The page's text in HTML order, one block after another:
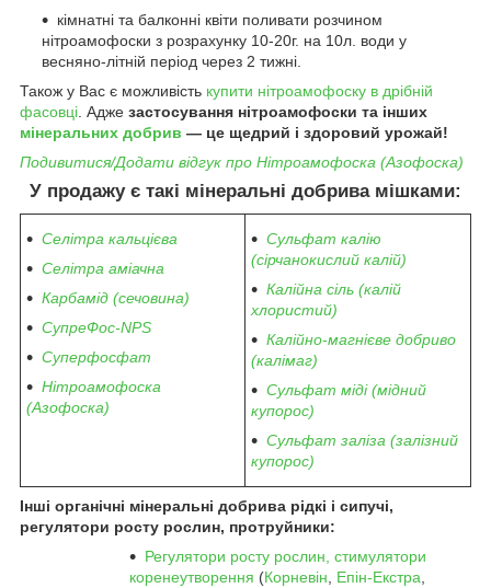
кімнатні та балконні квіти поливати розчином
нітроамофоски з розрахунку 10-20г. на 10л. води у
весняно-літній період через 2 тижні.
Також у Вас є можливість купити нітроамофоску в дрібній
фасовці . Адже застосування нітроамофоски та інших
мінеральних добрив — це щедрий і здоровий урожай!
Подивитися/Додати відгук про Нітроамофоска (Азофоска)
У продажу є такі мінеральні добрива мішками:
Селітра кальцієва
Селітра аміачна
Карбамід (сечовина)
СупреФос-NPS
Суперфосфат
Нітроамофоска
(Азофоска)
Сульфат калію
(сірчанокислий калій)
Калійна сіль (калій
хлористий)
Калійно-магнієве добриво
(калімаг)
Сульфат міді (мідний
купорос)
Сульфат заліза (залізний
купорос)
Інші органічні мінеральні добрива рідкі і сипучі,
регулятори росту рослин, протруйники:
Регулятори росту рослин, стимулятори
коренеутворення (Корневін, Епін-Екстра,